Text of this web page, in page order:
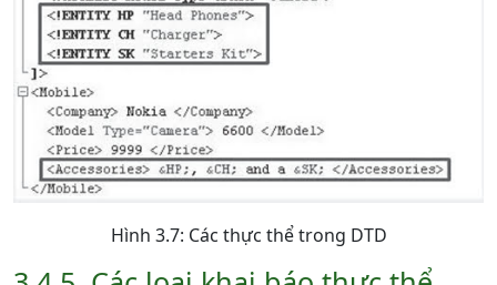
Hình 3.7: Các thực thể trong DTD